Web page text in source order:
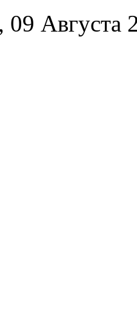
09 Августа